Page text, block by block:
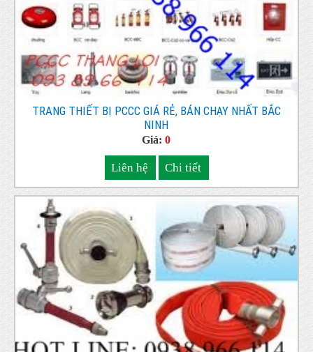
TRANG THIẾT BỊ PCCC GIÁ RẺ, BÁN CHẠY NHẤT BẮC
NINH
Giá:0
Liên hệ Chi tiết